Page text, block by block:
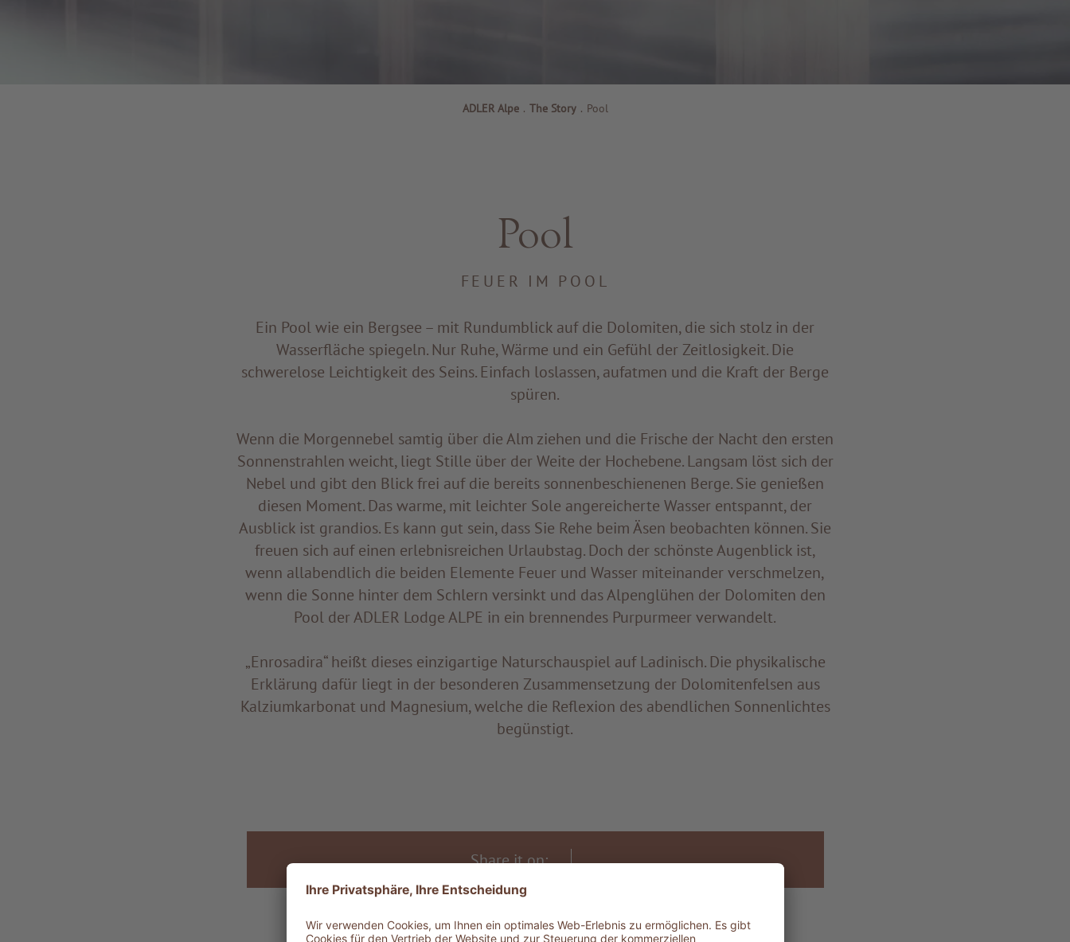
ADLER Alpe . The Story . Pool
Pool
FEUER IM POOL
Ein Pool wie ein Bergsee – mit Rundumblick auf die Dolomiten, die sich stolz in der
Wasserfläche spiegeln. Nur Ruhe, Wärme und ein Gefühl der Zeitlosigkeit. Die
schwerelose Leichtigkeit des Seins. Einfach loslassen, aufatmen und die Kraft der Berge
spüren.
Wenn die Morgennebel samtig über die Alm ziehen und die Frische der Nacht den ersten
Sonnenstrahlen weicht, liegt Stille über der Weite der Hochebene. Langsam löst sich der
Nebel und gibt den Blick frei auf die bereits sonnenbeschienenen Berge. Sie genießen
diesen Moment. Das warme, mit leichter Sole angereicherte Wasser entspannt, der
Ausblick ist grandios. Es kann gut sein, dass Sie Rehe beim Äsen beobachten können. Sie
freuen sich auf einen erlebnisreichen Urlaubstag. Doch der schönste Augenblick ist,
wenn allabendlich die beiden Elemente Feuer und Wasser miteinander verschmelzen,
wenn die Sonne hinter dem Schlern versinkt und das Alpenglühen der Dolomiten den
Pool der ADLER Lodge ALPE in ein brennendes Purpurmeer verwandelt.
„Enrosadira“ heißt dieses einzigartige Naturschauspiel auf Ladinisch. Die physikalische
Erklärung dafür liegt in der besonderen Zusammensetzung der Dolomitenfelsen aus
Kalziumkarbonat und Magnesium, welche die Reflexion des abendlichen Sonnenlichtes
begünstigt.
Share it on: